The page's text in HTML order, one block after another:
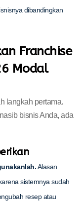
dibandingkan
Franchise
Modal
langkah pertama.
bisnis Anda, ada
Alasan
sistemnya sudah
resep atau